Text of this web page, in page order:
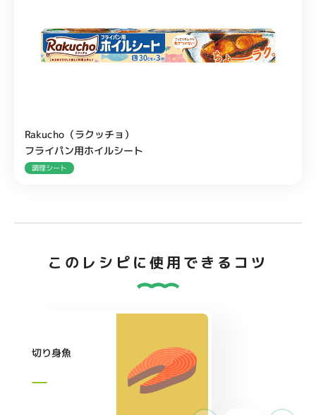
Rakucho（ラクッチョ）
フライパン用ホイルシート
調理シート
このレシピに使用できるコツ
切り身魚